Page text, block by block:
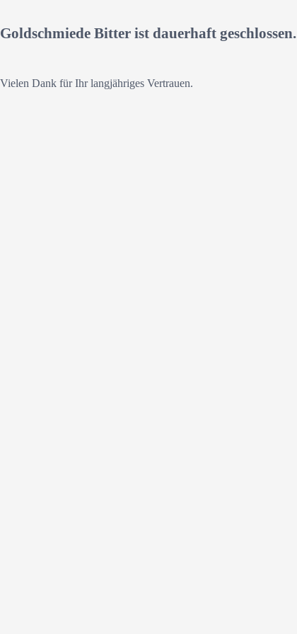
Goldschmiede Bitter ist dauerhaft geschlossen.
Vielen Dank für Ihr langjähriges Vertrauen.